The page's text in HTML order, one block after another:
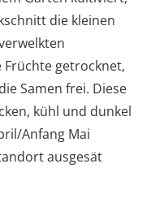
die kleinen
Früchte getrocknet,
Samen frei. Diese
kühl und dunkel
Anfang Mai
ausgesät